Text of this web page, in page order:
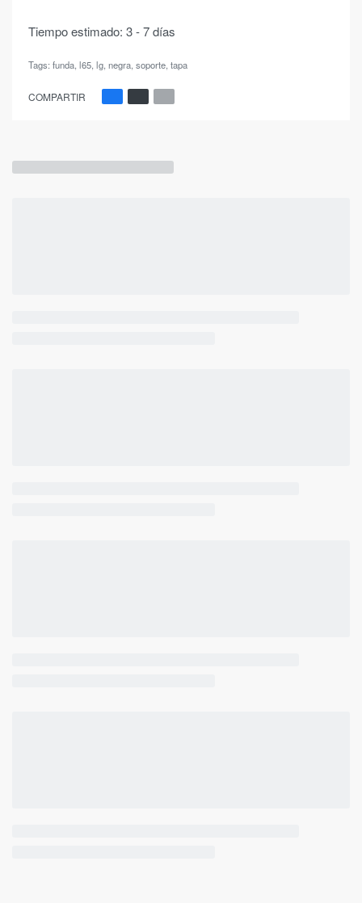
Tiempo estimado: 3 - 7 días
Tags: funda, l65, lg, negra, soporte, tapa
COMPARTIR